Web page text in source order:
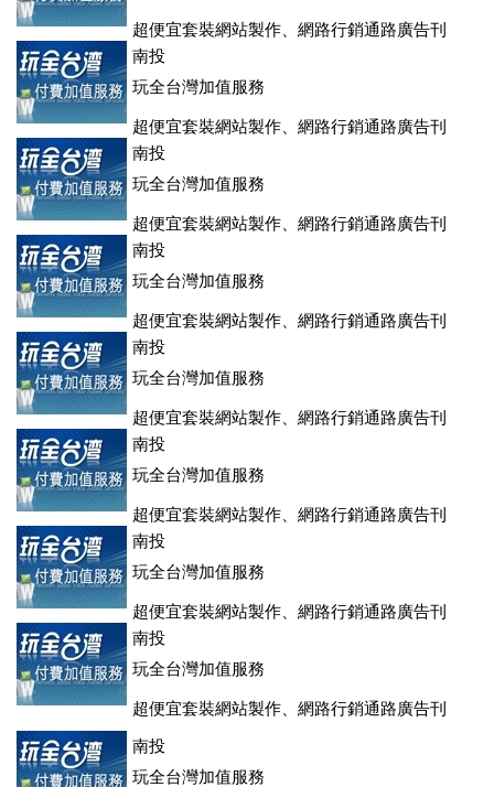
超便宜套裝網站製作、網路行銷通路廣告刊
登、訂房系統、客房委託旅行社銷售，全面優惠中....
南投
玩全台灣加值服務
超便宜套裝網站製作、網路行銷通路廣告刊
登、訂房系統、客房委託旅行社銷售，全面優惠中....
南投
玩全台灣加值服務
超便宜套裝網站製作、網路行銷通路廣告刊
登、訂房系統、客房委託旅行社銷售，全面優惠中....
南投
玩全台灣加值服務
超便宜套裝網站製作、網路行銷通路廣告刊
登、訂房系統、客房委託旅行社銷售，全面優惠中....
南投
玩全台灣加值服務
超便宜套裝網站製作、網路行銷通路廣告刊
登、訂房系統、客房委託旅行社銷售，全面優惠中....
南投
玩全台灣加值服務
超便宜套裝網站製作、網路行銷通路廣告刊
登、訂房系統、客房委託旅行社銷售，全面優惠中....
南投
玩全台灣加值服務
超便宜套裝網站製作、網路行銷通路廣告刊
登、訂房系統、客房委託旅行社銷售，全面優惠中....
南投
玩全台灣加值服務
超便宜套裝網站製作、網路行銷通路廣告刊
登、訂房系統、客房委託旅行社銷售，全面優惠中....
南投
玩全台灣加值服務